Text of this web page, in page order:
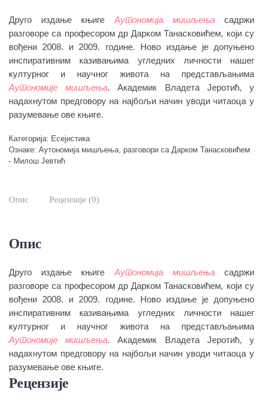
Друго издање књиге Аутономија мишљењасадржи
разговоре са професором др Дарком Танасковићем, који су
вођени 2008. и 2009. године. Ново издање је допуњено
инспиративним казивањима угледних личности нашег
културног и научног живота на представљањима
Аутономије мишљења. Академик Владета Јеротић, у
надахнутом предговору на најбољи начин уводи читаоца у
разумевање ове књиге.
Категорија: Есејистика
Ознаке: Аутономија мишљења, разговори са Дарком Танасковићем
- Милош Јевтић
Опис Рецензије (0)
Опис
Друго издање књиге Аутономија мишљењасадржи
разговоре са професором др Дарком Танасковићем, који су
вођени 2008. и 2009. године. Ново издање је допуњено
инспиративним казивањима угледних личности нашег
културног и научног живота на представљањима
Аутономије мишљења. Академик Владета Јеротић, у
надахнутом предговору на најбољи начин уводи читаоца у
разумевање ове књиге.
Рецензије